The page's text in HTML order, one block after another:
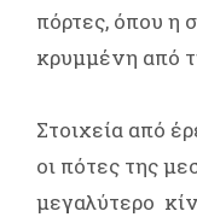
πόρτες, όπου η
κρυμμένη από
Στοιχεία από
οι πότες της
μεγαλύτερο